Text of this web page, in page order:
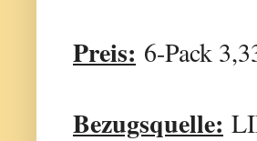
Preis: 6-Pack
Bezugsquelle: